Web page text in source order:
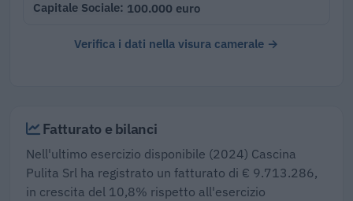
Capitale Sociale 100.000 euro
Verifica i dati nella visura camerale →
Fatturato e bilanci
Nell'ultimo esercizio disponibile (2024) Cascina
Pulita Srl ha registrato un fatturato di € 9.713.286,
in crescita del 10,8% rispetto all'esercizio